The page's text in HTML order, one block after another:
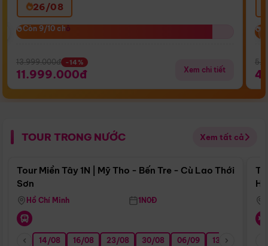
26/08
Còn 9/10 chỗ
Còn 9/10 chỗ
13.999.000đ -14%
11.999.000đ Xem chi tiết
TOUR TRONG NƯỚC Xem tất cả
Điểm nổi bật
Tour Miền Tây 1N | Mỹ Tho - Bến Tre - Cù Lao Thới
Sơn
Hồ Chí Minh 1N0Đ
14/08 16/08 23/08 30/08 06/09 13/09